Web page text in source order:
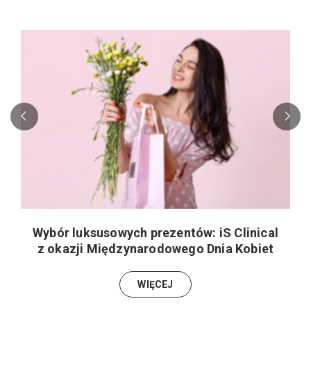
Wybór luksusowych prezentów: iS Clinical
z okazji Międzynarodowego Dnia Kobiet
WIĘCEJ